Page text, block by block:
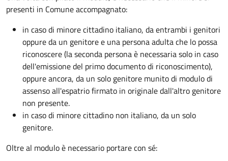
presenti in Comune accompagnato:
in caso di minore cittadino italiano, da entrambi i genitori
oppure da un genitore e una persona adulta che lo possa
riconoscere (la seconda persona è necessaria solo in caso
dell'emissione del primo documento di riconoscimento),
oppure ancora, da un solo genitore munito di modulo di
assenso all'espatrio firmato in originale dall'altro genitore
non presente.
in caso di minore cittadino non italiano, da un solo
genitore.
Oltre al modulo è necessario portare con sé: